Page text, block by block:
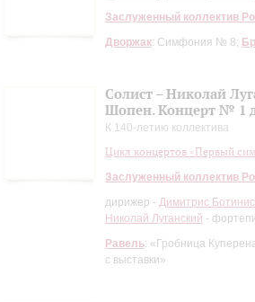
Заслуженный коллектив
Дворжак: Симфония № 8;
Солист – Николай
Шопен. Концерт № 1
К 140-летию коллектива
Цикл концертов «Первый
Заслуженный коллектив
дирижер - Димитрис Ботинис
Николай Луганский -
Равель: «Гробница
с выставки»